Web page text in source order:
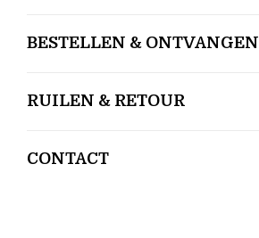
BESTELLEN & ONTVANGEN
RUILEN & RETOUR
CONTACT